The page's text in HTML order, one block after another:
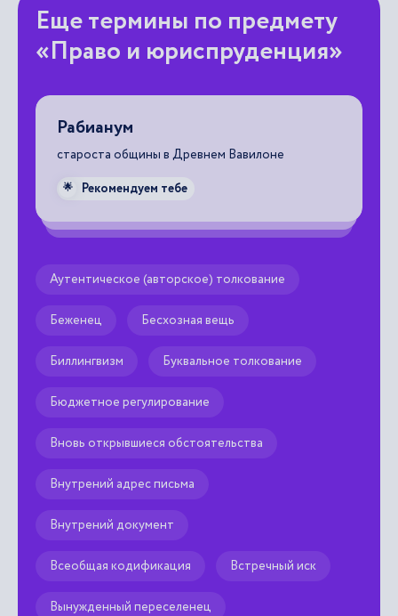
Еще термины по предмету
«Право и юриспруденция»
Рабианум
староста общины в Древнем Вавилоне
🌟 Рекомендуем тебе
Аутентическое (авторское) толкование
Беженец Бесхозная вещь
Биллингвизм Буквальное толкование
Бюджетное регулирование
Вновь открывшиеся обстоятельства
Внутрений адрес письма
Внутрений документ
Всеобщая кодификация Встречный иск
Вынужденный переселенец